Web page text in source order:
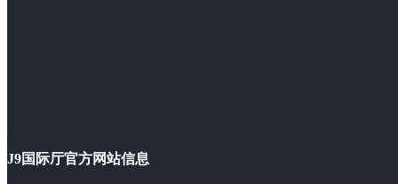
J9国际厅官方网站信息